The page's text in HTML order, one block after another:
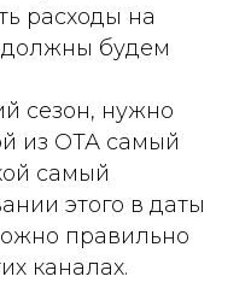
расходы на
будем
сезон, нужно
из ОТА самый
самый
этого в даты
правильно
каналах.